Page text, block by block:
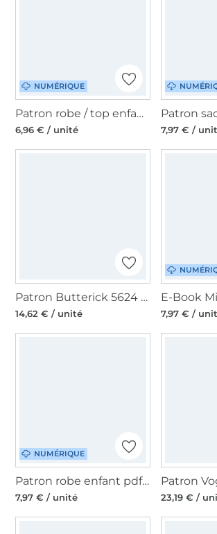
NUMÉRIQUE
Patron robe / top enfant pdf Citronella Firlefanz, en allemand
6,96 € / unité 7,97 € /
Patron Butterick 5624 combination bébé, taille 12-24M, en allemand
14,62 € / unité 7,97 € /
NUMÉRIQUE
Patron robe enfant pdf Mary Lou Fadenkäfer, en français
7,97 € / unité 23,19 € /